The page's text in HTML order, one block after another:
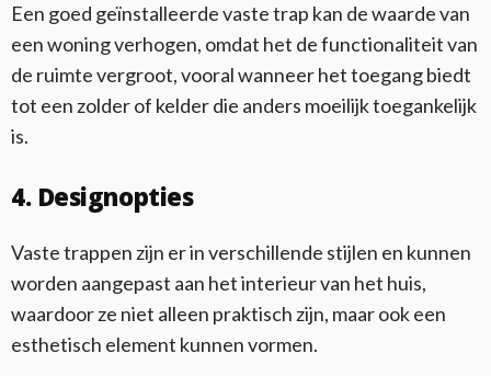
Een goed geïnstalleerde vaste trap kan de waarde van
een woning verhogen, omdat het de functionaliteit van
de ruimte vergroot, vooral wanneer het toegang biedt
tot een zolder of kelder die anders moeilijk toegankelijk
is.
4. Designopties
Vaste trappen zijn er in verschillende stijlen en kunnen
worden aangepast aan het interieur van het huis,
waardoor ze niet alleen praktisch zijn, maar ook een
esthetisch element kunnen vormen.